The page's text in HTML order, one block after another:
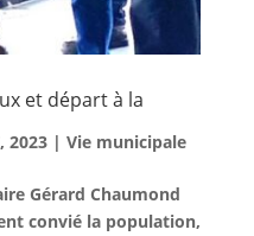
et départ à la
2023| Vie municipale
Gérard Chaumond
convié la population,